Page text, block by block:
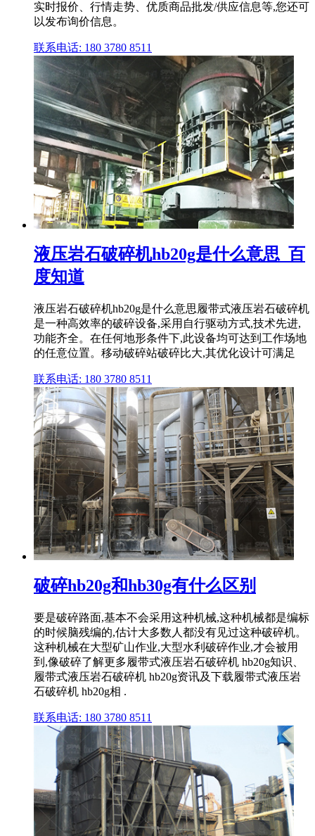
实时报价、行情走势、优质商品批发/供应信息等,您还可
以发布询价信息。
联系电话: 180 3780 8511
液压岩石破碎机hb20g是什么意思_百
度知道
液压岩石破碎机hb20g是什么意思履带式液压岩石破碎机
是一种高效率的破碎设备,采用自行驱动方式,技术先进,
功能齐全。在任何地形条件下,此设备均可达到工作场地
的任意位置。移动破碎站破碎比大,其优化设计可满足
联系电话: 180 3780 8511
破碎hb20g和hb30g有什么区别
要是破碎路面,基本不会采用这种机械,这种机械都是编标
的时候脑残编的,估计大多数人都没有见过这种破碎机。
这种机械在大型矿山作业,大型水利破碎作业,才会被用
到,像破碎了解更多履带式液压岩石破碎机 hb20g知识、
履带式液压岩石破碎机 hb20g资讯及下载履带式液压岩
石破碎机 hb20g相 .
联系电话: 180 3780 8511